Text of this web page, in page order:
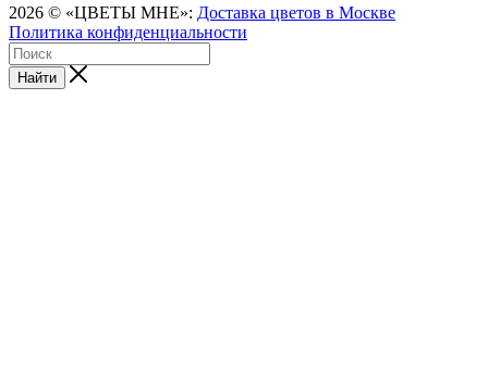
2026 © «ЦВЕТЫ МНЕ»: Доставка цветов в Москве
Политика конфиденциальности
Найти